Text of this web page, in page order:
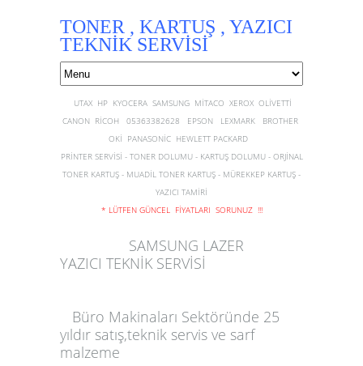
TONER , KARTUŞ , YAZICI
TEKNİK SERVİSİ
UTAX HP KYOCERA SAMSUNG MİTACO XEROX OLİVETTİ
CANON RİCOH 05363382628 EPSON LEXMARK BROTHER
OKİ PANASONİC HEWLETT PACKARD
PRİNTER SERVİSİ - TONER DOLUMU - KARTUŞ DOLUMU - ORJİNAL
TONER KARTUŞ - MUADİL TONER KARTUŞ - MÜREKKEP KARTUŞ -
YAZICI TAMİRİ
* LÜTFEN GÜNCEL FİYATLARI SORUNUZ !!!
SAMSUNG LAZER
YAZICI TEKNİK SERVİSİ
Büro Makinaları Sektöründe 25
yıldır satış,teknik servis ve sarf
malzeme